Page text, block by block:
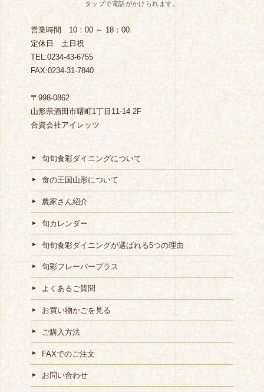
営業時間 10：00 ～ 18：00
定休日 土日祝
TEL:0234-43-6755
FAX:0234-31-7840
〒998-0862
山形県酒田市曙町1丁目11-14 2F
合資会社アイレッツ
旬旬食彩ダイニングについて
食の王国山形について
農家さん紹介
旬カレンダー
旬旬食彩ダイニングが選ばれる5つの理由
旬彩フレーバープラス
よくあるご質問
お買い物かごを見る
ご購入方法
FAXでのご注文
お問い合わせ